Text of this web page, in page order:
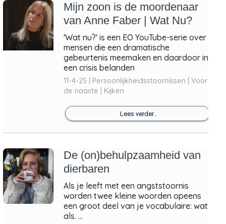
Mijn zoon is de moordenaar
van Anne Faber | Wat Nu?
'Wat nu?' is een EO YouTube-serie over
mensen die een dramatische
gebeurtenis meemaken en daardoor in
een crisis belanden
11-4-25 | Persoonlijkheidsstoornissen | Voor
de naaste | Kijken
Lees verder..
De (on)behulpzaamheid van
dierbaren
Als je leeft met een angststoornis
worden twee kleine woorden opeens
een groot deel van je vocabulaire: wat
als. ...